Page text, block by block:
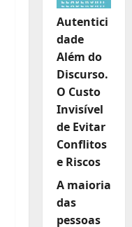
Autentici
dade
Além do
Discurso.
O Custo
Invisível
de Evitar
Conflitos
e Riscos
A maioria
das
pessoas